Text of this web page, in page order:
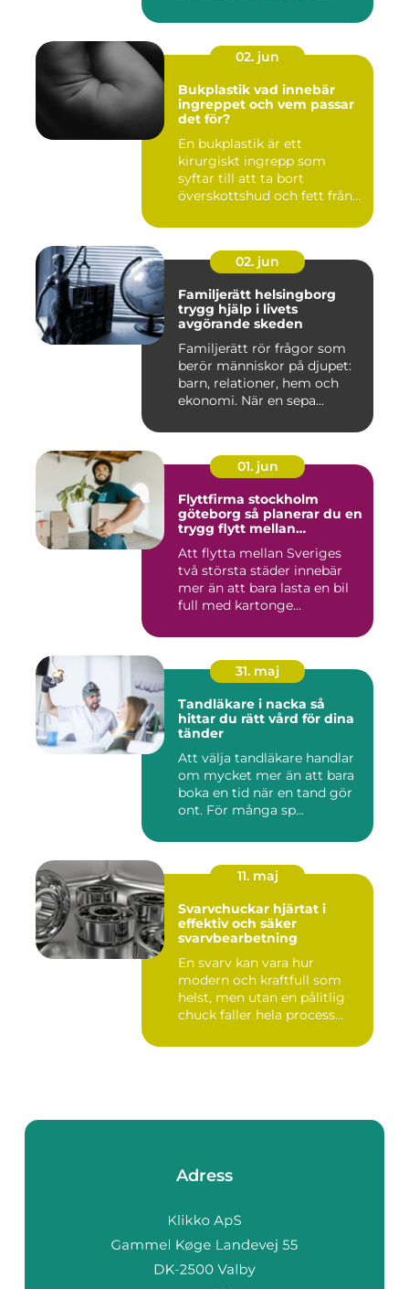
02. jun
Bukplastik vad innebär
ingreppet och vem passar
det för?
En bukplastik är ett
kirurgiskt ingrepp som
syftar till att ta bort
överskottshud och fett från
02. jun
Familjerätt helsingborg
trygg hjälp i livets
avgörande skeden
Familjerätt rör frågor som
berör människor på djupet:
barn, relationer, hem och
ekonomi. När en sepa...
01. jun
Flyttfirma stockholm
göteborg så planerar du en
trygg flytt mellan
Att flytta mellan Sveriges
två största städer innebär
mer än att bara lasta en bil
full med kartonge...
31. maj
Tandläkare i nacka så
hittar du rätt vård för dina
tänder
Att välja tandläkare handlar
om mycket mer än att bara
boka en tid när en tand gör
ont. För många sp...
11. maj
Svarvchuckar hjärtat i
effektiv och säker
svarvbearbetning
En svarv kan vara hur
modern och kraftfull som
helst, men utan en pålitlig
chuck faller hela process...
Adress